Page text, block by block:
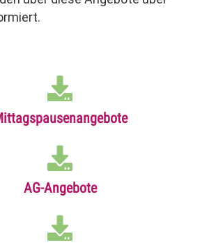
AG-Angebote